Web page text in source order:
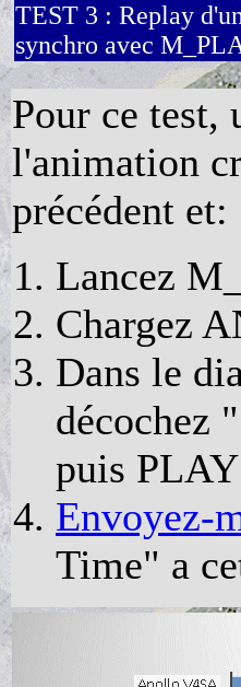
TEST 3 : Replay
synchro avec
Pour ce test,
l'animation
précédent et:
Lancez
Chargez
Dans le
décochez
puis
Envoyez-
Time" a